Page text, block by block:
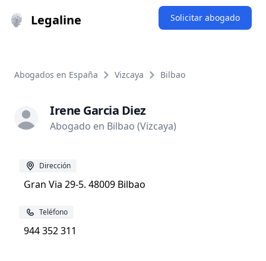
Legaline Solicitar abogado
Abogados en España Vizcaya Bilbao
Irene Garcia Diez
Abogado en Bilbao (Vizcaya)
Dirección
Gran Via 29-5. 48009 Bilbao
Teléfono
944 352 311